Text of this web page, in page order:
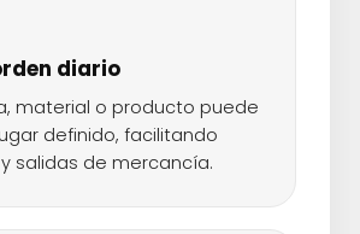
diario
material o producto puede
definido, facilitando
salidas de mercancía.